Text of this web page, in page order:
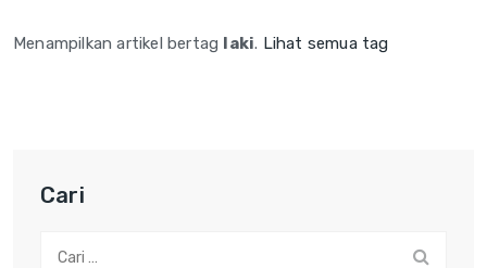
Menampilkan artikel bertag laki. Lihat semua tag
Cari